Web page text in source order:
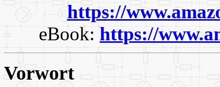
https://
eBook: https://
Vorwort